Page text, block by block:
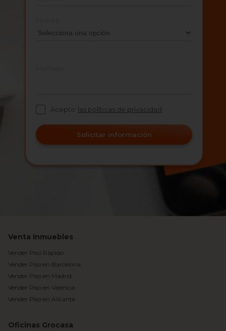
Acepto las políticas de privacidad
Solicitar información
Venta Inmuebles
Vender Piso Rápido
Vender Piso en Barcelona
Vender Piso en Madrid
Vender Piso en Valencia
Vender Piso en Alicante
Oficinas Grocasa